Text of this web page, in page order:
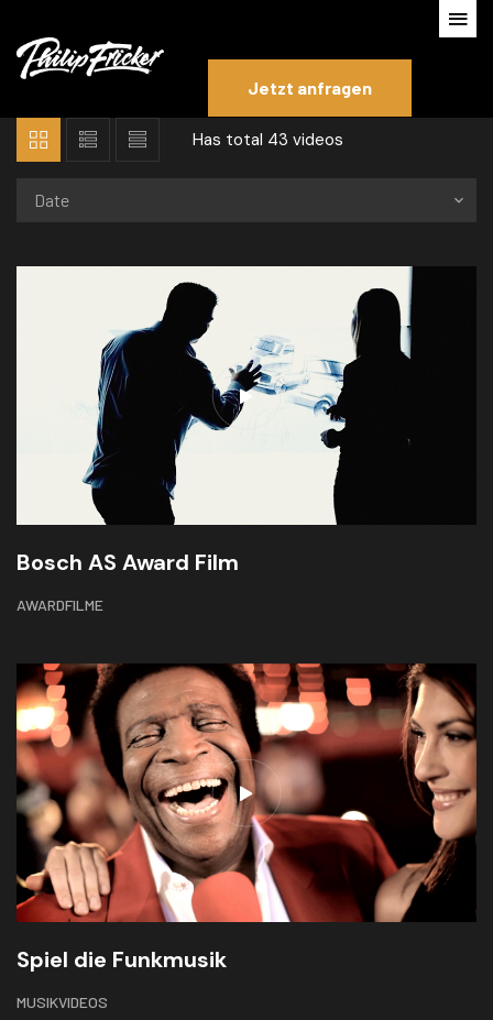
Jetzt anfragen
Has total 43 videos
Date
Bosch AS Award Film
AWARDFILME
Spiel die Funkmusik
MUSIKVIDEOS